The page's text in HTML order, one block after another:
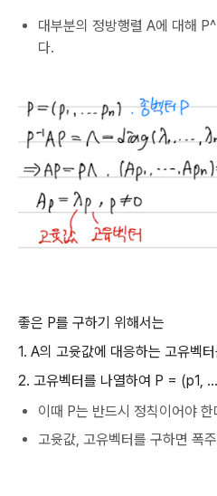
대부분의 정방행렬 A에 대해
다.
좋은 P를 구하기 위해서는
1. A의 고윳값에 대응하는 고유벡
2. 고유벡터를 나열하여 P = (p1,
이때 P는 반드시 정칙이어야 한
고윳값, 고유벡터를 구하면 폭